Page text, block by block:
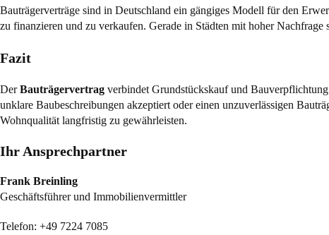
Bauträgerverträge sind in Deutschland ein gängiges Modell für den
zu finanzieren und zu verkaufen. Gerade in Städten mit hoher
Fazit
DerBauträgervertrag verbindet Grundstückskauf und
unklare Baubeschreibungen akzeptiert oder einen unzuverlässigen
Wohnqualität langfristig zu gewährleisten.
Ihr Ansprechpartner
Frank Breinling
Geschäftsführer und Immobilienvermittler
Telefon: +49 7224 7085